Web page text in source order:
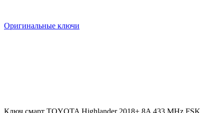
Оригинальные ключи
Ключ смарт TOYOTA Highlander 2018+ 8A 433 MHz FSK